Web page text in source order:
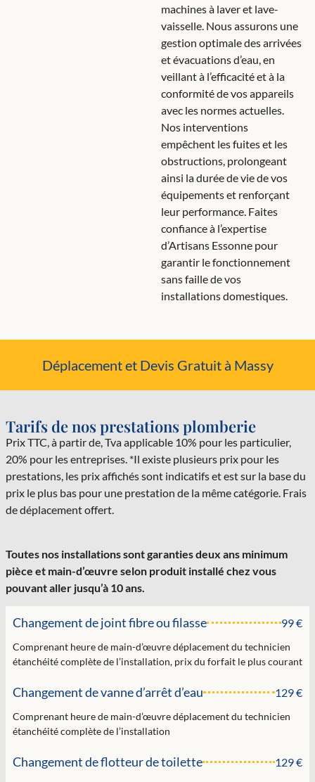
machines à laver et lave-
vaisselle. Nous assurons une
gestion optimale des arrivées
et évacuations d’eau, en
veillant à l’efficacité et à la
conformité de vos appareils
avec les normes actuelles.
Nos interventions
empêchent les fuites et les
obstructions, prolongeant
ainsi la durée de vie de vos
équipements et renforçant
leur performance. Faites
confiance à l’expertise
d’Artisans Essonne pour
garantir le fonctionnement
sans faille de vos
installations domestiques.
Déplacement et Devis Gratuit à Massy
Tarifs de nos prestations plomberie
Prix TTC, à partir de, Tva applicable 10% pour les particulier,
20% pour les entreprises. *Il existe plusieurs prix pour les
prestations, les prix affichés sont indicatifs et est sur la base du
prix le plus bas pour une prestation de la même catégorie. Frais
de déplacement offert.
Toutes nos installations sont garanties deux ans minimum
pièce et main-d’œuvre selon produit installé chez vous
pouvant aller jusqu’à 10 ans.
Changement de joint fibre ou filasse 99 €
Comprenant heure de main-d’œuvre déplacement du technicien
étanchéité complète de l’installation, prix du forfait le plus courant
Changement de vanne d’arrêt d’eau 129 €
Comprenant heure de main-d’œuvre déplacement du technicien
étanchéité complète de l’installation
Changement de flotteur de toilette 129 €